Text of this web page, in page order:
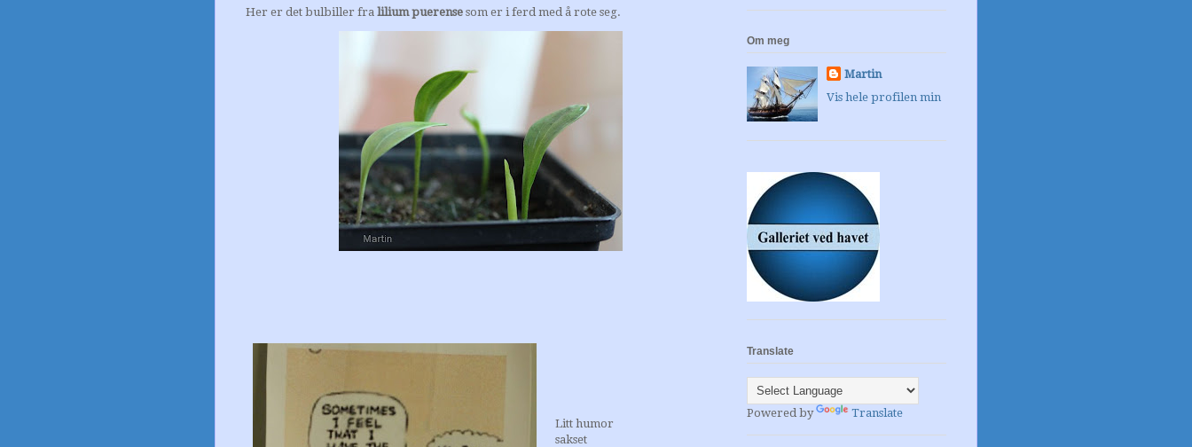
Her er det bulbiller fra lilium puerense som er i ferd med å rote seg.
Litt humor
sakset
Om meg
Martin
Vis hele profilen min
Translate
Powered by Translate